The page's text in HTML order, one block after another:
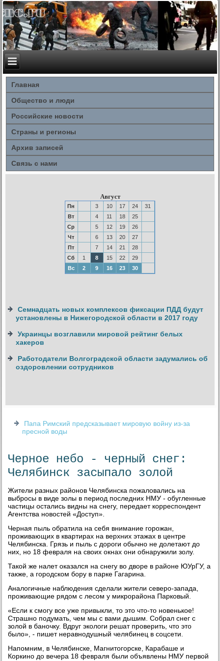
Главная
Общество и люди
Российские новости
Страны и регионы
Архив записей
Связь с нами
Август
Пн 3 10 17 24
31
Вт
4 11 18
25
Ср
5 12 19
26
Чт
6 13 20
27
Пт
7 14 21
28
Сб
1 8 15 22
29
Вс
2 9 16 23 30
Семнадцать новых комплексов фиксации ПДД будут
установлены в Нижегородской области в 2017 году
Украинцы возглавили мировой рейтинг белых
хакеров
Работодатели Волгоградской области задумались об
оздоровлении сотрудников
Папа Римский предсказывает мировую войну из-за
пресной воды
Черное небо - черный снег:
Челябинск засыпало золой
Жители разных районов Челябинска пожаловались на
выбросы в виде золы в период последних НМУ - обугленные
частицы остались видны на снегу, передает корреспондент
Агентства новостей «Доступ».
Черная пыль обратила на себя внимание горожан,
проживающих в квартирах на верхних этажах в центре
Челябинска. Грязь и пыль с дороги обычно не долетают до
них, но 18 февраля на своих окнах они обнаружили золу.
Такой же налет оказался на снегу во дворе в районе ЮУрГУ, а
также, а городском бору в парке Гагарина.
Аналогичные наблюдения сделали жители северо-запада,
проживающие рядом с лесом у микрорайона Парковый.
«Если к смогу все уже привыкли, то это что-то новенькое!
Страшно подумать, чем мы с вами дышим. Собрал снег с
золой в баночку. Вдруг экологи решат проверить, что это
было», - пишет неравнодушный челябинец в соцсети.
Напомним, в Челябинске, Магнитогорске, Карабаше и
Коркино до вечера 18 февраля были объявлены НМУ первой